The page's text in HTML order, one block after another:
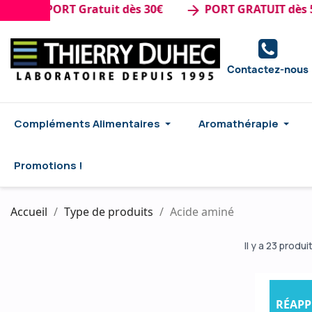
: PORT Gratuit dès 30€ arrow_forwardPORT GRATUIT dès
Contactez-nous
Compléments Alimentaires Aromathérapie
Promotions !
Accueil Type de produits Acide aminé
Il y a 23